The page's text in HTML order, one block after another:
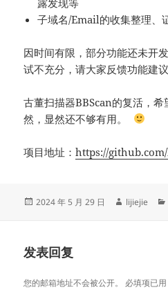
子域名/Email的收集整理、
因时间有限，部分功能还未开
试不充分，请大家反馈功能建
古董扫描器BBScan的复活，
然，显然还不够有用。
项目地址：https://
发
2024 年 5 月 29 日
作
lijiejie
发表回复
您的邮箱地址不会被公开。 必填项已